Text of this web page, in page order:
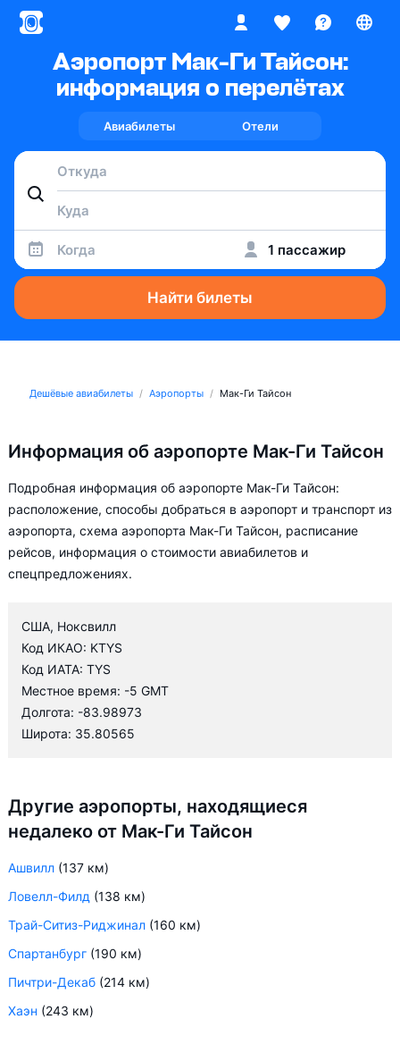
Аэропорт Мак-Ги Тайсон:
информация о перелётах
Авиабилеты Отели
Когда 1 пассажир
Найти билеты
Дешёвые авиабилеты Аэропорты Мак-Ги Тайсон
Информация об аэропорте Мак-Ги Тайсон
Подробная информация об аэропорте Мак-Ги Тайсон:
расположение, способы добраться в аэропорт и транспорт из
аэропорта, схема аэропорта Мак-Ги Тайсон, расписание
рейсов, информация о стоимости авиабилетов и
спецпредложениях.
США, Ноксвилл
Код ИКАО: KTYS
Код ИАТА: TYS
Местное время: -5 GMT
Долгота: -83.98973
Широта: 35.80565
Другие аэропорты, находящиеся
недалеко от Мак-Ги Тайсон
Ашвилл (137 км)
Ловелл-Филд (138 км)
Трай-Ситиз-Риджинал (160 км)
Спартанбург (190 км)
Пичтри-Декаб (214 км)
Хаэн (243 км)